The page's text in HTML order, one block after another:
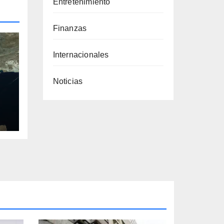
Entretenimiento
Finanzas
Internacionales
Noticias